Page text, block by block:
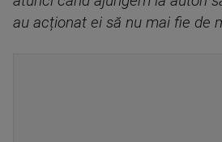
au acționat ei să nu mai fie de